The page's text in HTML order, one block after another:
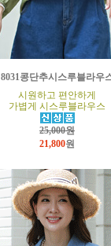
8031콩단추시스루블라우
시원하고 편안하게
가볍게 시스루블라우스
25,000원
21,800원